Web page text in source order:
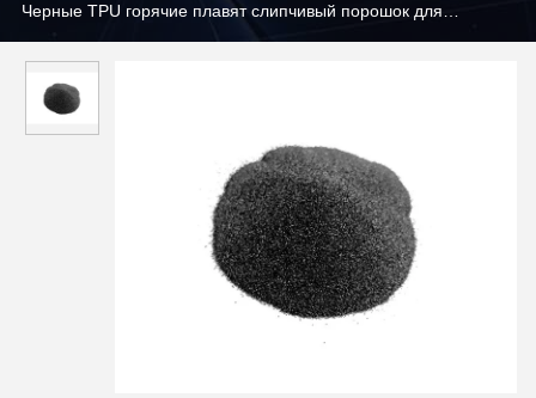
Черные TPU горячие плавят слипчивый порошок для